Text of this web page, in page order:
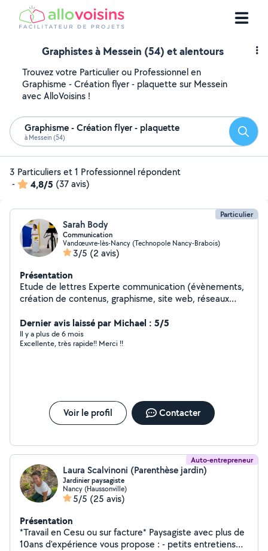
Graphistes à Messein (54) et alentours
Trouvez votre Particulier ou Professionnel en
Graphisme - Création flyer - plaquette sur Messein
avec AlloVoisins !
Graphisme - Création flyer - plaquette
à Messein (54)
3 Particuliers et 1 Professionnel répondent
-
4,8/5 (37 avis)
Particulier
Sarah Body
Communication
Vandœuvre-lès-Nancy (Technopole Nancy-Brabois)
3/5 (2 avis)
Présentation
Etude de lettres Experte communication (évènements,
création de contenus, graphisme, site web, réseaux
retouche photos)
Dernier avis laissé par Michael : 5/5
Il y a plus de 6 mois
Excellente, très rapide!! Merci !!
Voir le profil Contacter
Auto-entrepreneur
Laura Scalvinoni (Parenthèse jardin)
Jardinier paysagiste
Nancy (Haussonville)
5/5 (25 avis)
Présentation
*Travail en Cesu ou sur facture* Paysagiste avec plus de
10ans d'expérience vous propose : - petits entretiens